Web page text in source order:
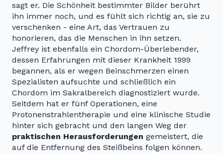
sagt er. Die Schönheit bestimmter Bilder berührt
ihn immer noch, und es fühlt sich richtig an, sie zu
verschenken - eine Art, das Vertrauen zu
honorieren, das die Menschen in ihn setzen.
Jeffrey ist ebenfalls ein Chordom-Überlebender,
dessen Erfahrungen mit dieser Krankheit 1999
begannen, als er wegen Beinschmerzen einen
Spezialisten aufsuchte und schließlich ein
Chordom im Sakralbereich diagnostiziert wurde.
Seitdem hat er fünf Operationen, eine
Protonenstrahlentherapie und eine klinische Studie
hinter sich gebracht und den langen Weg der
praktischen Herausforderungen gemeistert, die
auf die Entfernung des Steißbeins folgen können.